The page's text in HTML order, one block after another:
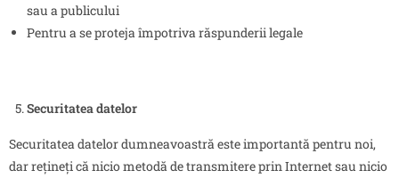
sau a publicului
Pentru a se proteja împotriva răspunderii legale
Securitatea datelor
Securitatea datelor dumneavoastră este importantă pentru noi,
dar rețineți că nicio metodă de transmitere prin Internet sau nicio